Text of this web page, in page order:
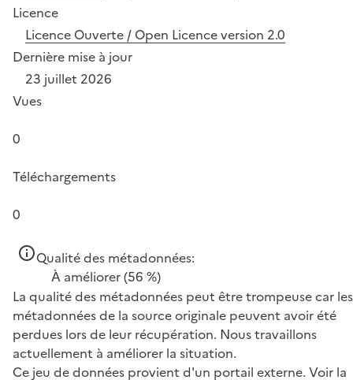
Licence
Licence Ouverte / Open Licence version 2.0
Dernière mise à jour
23 juillet 2026
Vues
0
Téléchargements
0
Qualité des métadonnées:
À améliorer(56 %)
La qualité des métadonnées peut être trompeuse car les
métadonnées de la source originale peuvent avoir été
perdues lors de leur récupération. Nous travaillons
actuellement à améliorer la situation.
Ce jeu de données provient d'un portail externe. Voir la